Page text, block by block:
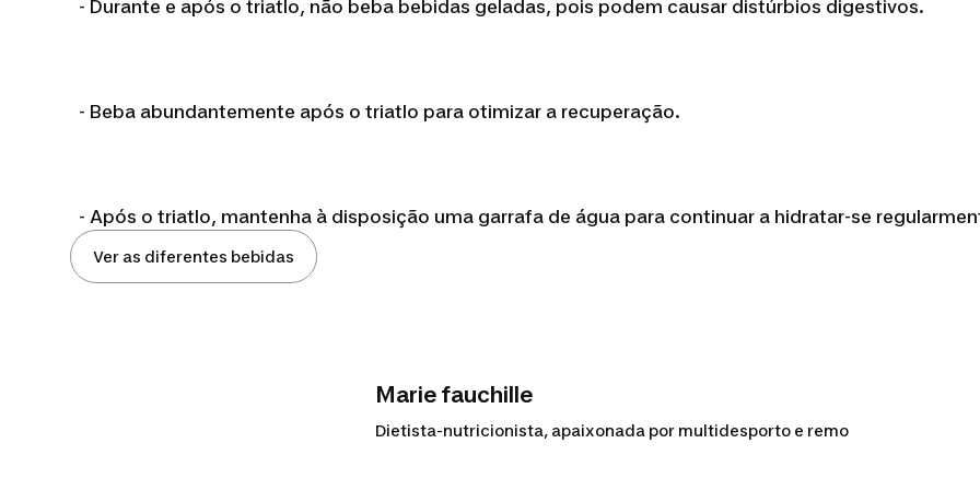
- Durante e após o triatlo, não beba bebidas geladas, pois podem causar distúrbios digestivos.
- Beba abundantemente após o triatlo para otimizar a recuperação.
- Após o triatlo, mantenha à disposição uma garrafa de água para continuar a hidratar-se
Ver as diferentes bebidas
Marie fauchille
Dietista-nutricionista, apaixonada por multidesporto e remo